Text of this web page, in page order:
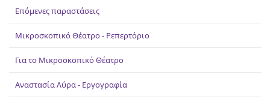
Επικοινωνία
Επόμενες παραστάσεις
Μικροσκοπικό Θέατρο - Ρεπερτόριο
Για το Μικροσκοπικό Θέατρο
Αναστασία Λύρα - Εργογραφία